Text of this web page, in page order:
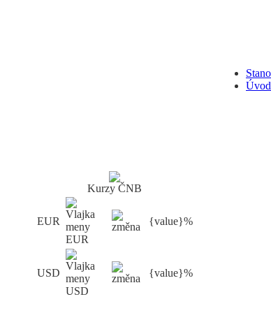
Úvod
Kurzy ČNB
EUR {value}%
USD {value}%